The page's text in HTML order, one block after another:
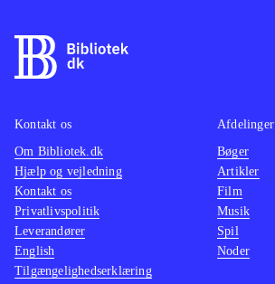
Kontakt os
Om Bibliotek.dk
Hjælp og vejledning
Kontakt os
Privatlivspolitik
Leverandører
English
Tilgængelighedserklæring
Afdelinger
Bøger
Artikler
Film
Musik
Spil
Noder